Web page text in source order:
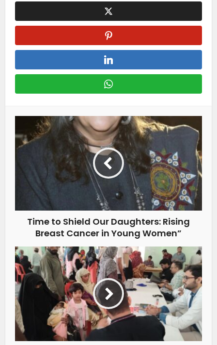
Time to Shield Our Daughters: Rising
Breast Cancer in Young Women”